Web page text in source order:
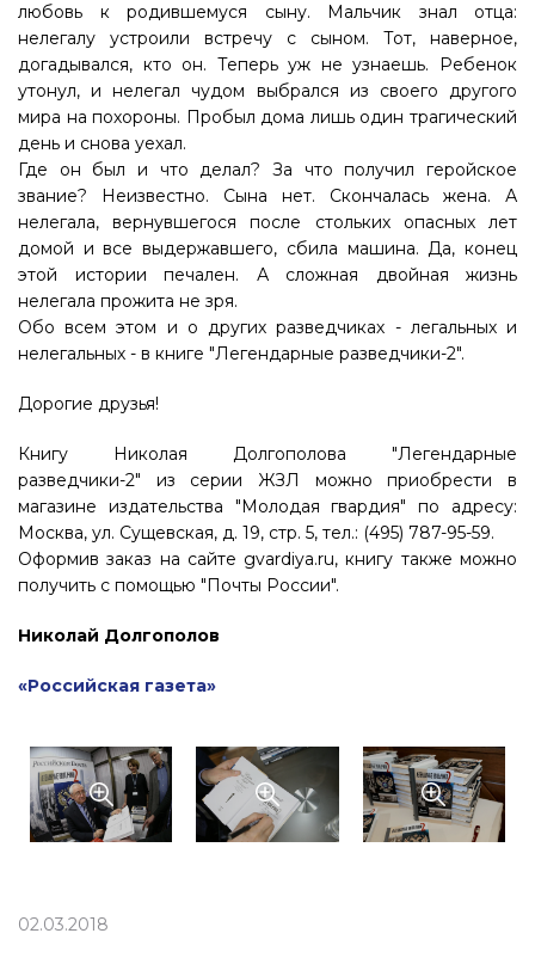
любовь к родившемуся сыну. Мальчик знал отца:
нелегалу устроили встречу с сыном. Тот, наверное,
догадывался, кто он. Теперь уж не узнаешь. Ребенок
утонул, и нелегал чудом выбрался из своего другого
мира на похороны. Пробыл дома лишь один трагический
день и снова уехал.
Где он был и что делал? За что получил геройское
звание? Неизвестно. Сына нет. Скончалась жена. А
нелегала, вернувшегося после стольких опасных лет
домой и все выдержавшего, сбила машина. Да, конец
этой истории печален. А сложная двойная жизнь
нелегала прожита не зря.
Обо всем этом и о других разведчиках - легальных и
нелегальных - в книге "Легендарные разведчики-2".
Дорогие друзья!
Книгу Николая Долгополова "Легендарные
разведчики-2" из серии ЖЗЛ можно приобрести в
магазине издательства "Молодая гвардия" по адресу:
Москва, ул. Сущевская, д. 19, стр. 5, тел.: (495) 787-95-59.
Оформив заказ на сайте gvardiya.ru, книгу также можно
получить с помощью "Почты России".
Николай Долгополов
«Российская газета»
02.03.2018